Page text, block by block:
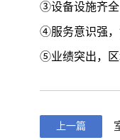
③设备设施齐全
④服务意识强，
⑤业绩突出，区
上一篇